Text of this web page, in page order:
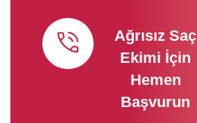
Ağrısız Saç
Ekimi İçin
Hemen
Başvurun